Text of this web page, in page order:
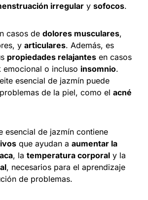
irregular y sofocos.
casos de dolores musculares,
y articulares. Además, es
propiedades relajantes en casos
emocional o incluso insomnio.
esencial de jazmín puede
de la piel, como el acné
esencial de jazmín contiene
que ayudan a aumentar la
, la temperatura corporal y la
, necesarios para el aprendizaje
de problemas.